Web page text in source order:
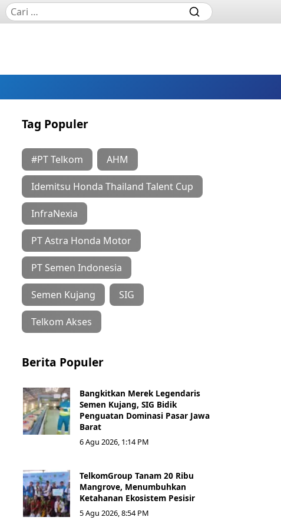
Tag Populer
#PT Telkom AHM
Idemitsu Honda Thailand Talent Cup
InfraNexia
PT Astra Honda Motor
PT Semen Indonesia
Semen Kujang SIG
Telkom Akses
Berita Populer
Bangkitkan Merek Legendaris
Semen Kujang, SIG Bidik
Penguatan Dominasi Pasar Jawa
Barat
6 Agu 2026, 1:14 PM
TelkomGroup Tanam 20 Ribu
Mangrove, Menumbuhkan
Ketahanan Ekosistem Pesisir
5 Agu 2026, 8:54 PM